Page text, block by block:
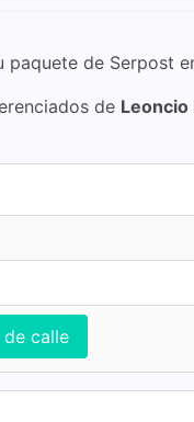
paquete de Serpost
de Leoncio
calle